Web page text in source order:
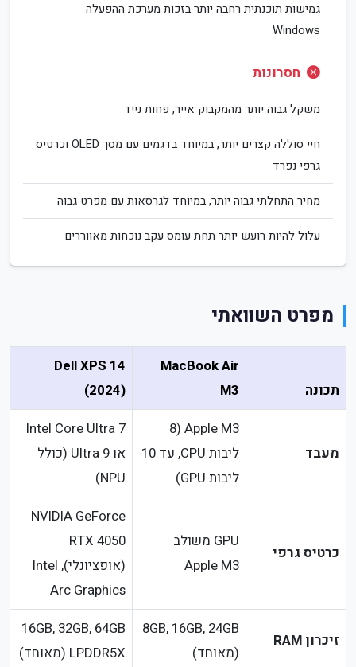
גמישות תוכנתית רחבה יותר בזכות מערכת ההפעלה
Windows
חסרונות
משקל גבוה יותר מהמקבוק אייר, פחות נייד
חיי סוללה קצרים יותר, במיוחד בדגמים עם מסך OLED וכרטיס
גרפי נפרד
מחיר התחלתי גבוה יותר, במיוחד לגרסאות עם מפרט גבוה
עלול להיות רועש יותר תחת עומס עקב נוכחות מאווררים
מפרט השוואתי
תכונה
MacBook Air
M3
Dell XPS 14
(2024)
מעבד
Apple M3 (8
ליבות CPU, עד 10
ליבות GPU)
Intel Core Ultra 7
או Ultra 9 (כולל
NPU)
כרטיס גרפי
GPU משולב
Apple M3
NVIDIA GeForce
RTX 4050
(אופציונלי), Intel
Arc Graphics
זיכרון RAM
8GB, 16GB, 24GB
(מאוחד)
16GB, 32GB, 64GB
LPDDR5X (מאוחד)